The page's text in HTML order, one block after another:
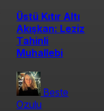
Üstü Kıtır Altı
Akışkan: Leziz
Tahinli
Muhallebi
Beste
Ozulu